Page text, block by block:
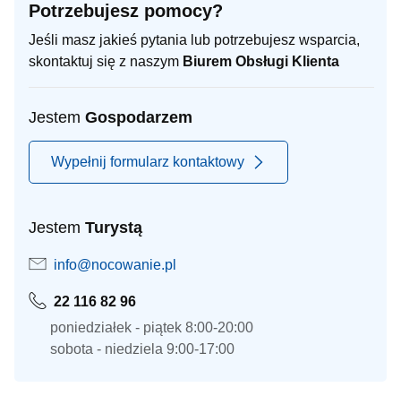
Potrzebujesz pomocy?
Jeśli masz jakieś pytania lub potrzebujesz wsparcia,
skontaktuj się z naszym Biurem Obsługi Klienta
Jestem Gospodarzem
Wypełnij formularz kontaktowy
Jestem Turystą
info@nocowanie.pl
22 116 82 96
poniedziałek - piątek 8:00-20:00
sobota - niedziela 9:00-17:00